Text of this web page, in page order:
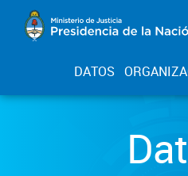
DATOS